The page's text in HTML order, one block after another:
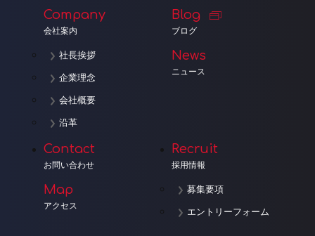
Company
会社案内
社長挨拶
企業理念
会社概要
沿革
Blog
ブログ
News
ニュース
Contact
お問い合わせ
Map
アクセス
Recruit
採用情報
募集要項
エントリーフォーム